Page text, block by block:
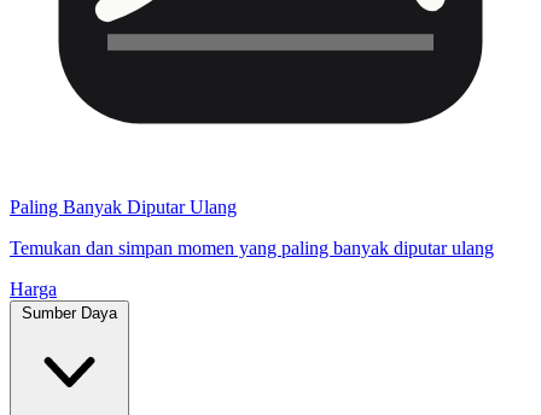
Paling Banyak Diputar Ulang
Temukan dan simpan momen yang paling banyak diputar ulang
Harga
Sumber Daya